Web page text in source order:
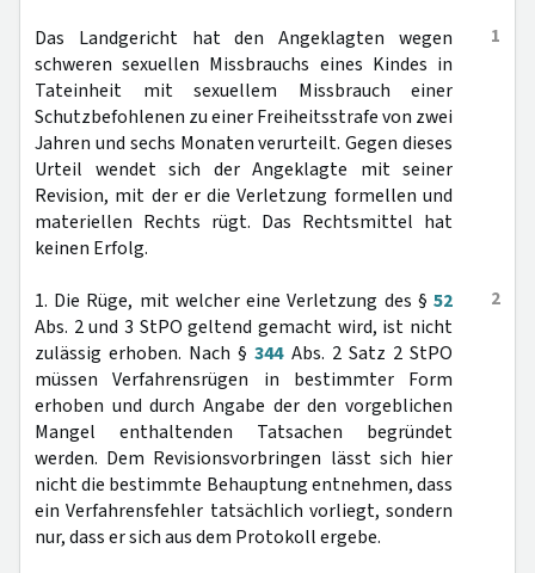
1
Das Landgericht hat den Angeklagten wegen
schweren sexuellen Missbrauchs eines Kindes in
Tateinheit mit sexuellem Missbrauch einer
Schutzbefohlenen zu einer Freiheitsstrafe von zwei
Jahren und sechs Monaten verurteilt. Gegen dieses
Urteil wendet sich der Angeklagte mit seiner
Revision, mit der er die Verletzung formellen und
materiellen Rechts rügt. Das Rechtsmittel hat
keinen Erfolg.
2
1. Die Rüge, mit welcher eine Verletzung des § 52
Abs. 2 und 3 StPO geltend gemacht wird, ist nicht
zulässig erhoben. Nach §344Abs. 2 Satz 2 StPO
müssen Verfahrensrügen in bestimmter Form
erhoben und durch Angabe der den vorgeblichen
Mangel enthaltenden Tatsachen begründet
werden. Dem Revisionsvorbringen lässt sich hier
nicht die bestimmte Behauptung entnehmen, dass
ein Verfahrensfehler tatsächlich vorliegt, sondern
nur, dass er sich aus dem Protokoll ergebe.